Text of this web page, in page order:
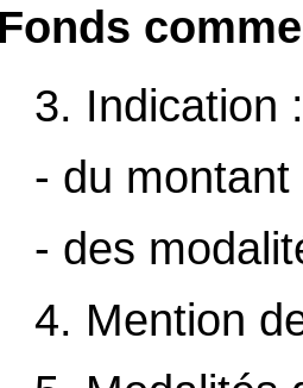
3. Indication :
- du
- des
4. Mention